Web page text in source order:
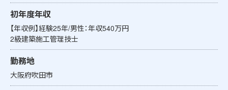
初年度年収
【年収例】経験25年/男性：年収540万円
2級建築施工管理技士
勤務地
大阪府吹田市